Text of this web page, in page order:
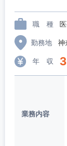
職 種
勤務地 神
年 収
業務内容